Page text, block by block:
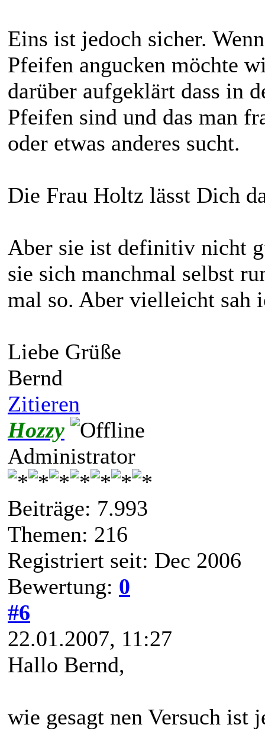
Eins ist jedoch sicher.
Pfeifen angucken möchte
darüber aufgeklärt dass in
Pfeifen sind und das man
oder etwas anderes sucht.
Die Frau Holtz lässt Dich
Aber sie ist definitiv nicht
sie sich manchmal selbst
mal so. Aber vielleicht sah
Liebe Grüße
Bernd
Zitieren
Hozzy
Administrator
Beiträge: 7.993
Themen: 216
Registriert seit: Dec 2006
Bewertung: 0
#6
22.01.2007, 11:27
Hallo Bernd,
wie gesagt nen Versuch ist